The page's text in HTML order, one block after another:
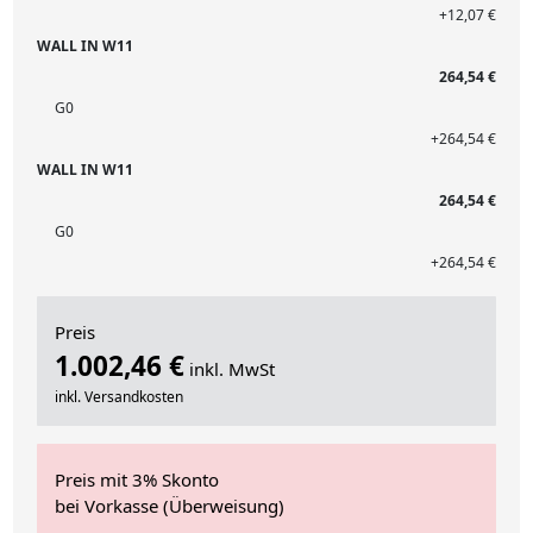
+12,07 €
WALL IN W11
264,54 €
G0
+264,54 €
WALL IN W11
264,54 €
G0
+264,54 €
Preis
1.002,46 € inkl. MwSt
inkl. Versandkosten
Preis mit 3% Skonto
bei Vorkasse (Überweisung)